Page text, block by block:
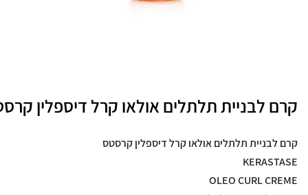
לבניית תלתלים אולאו קרל דיספלין קרסטס
לבניית תלתלים אולאו קרל דיספלין קרסטס
OLEO CURL